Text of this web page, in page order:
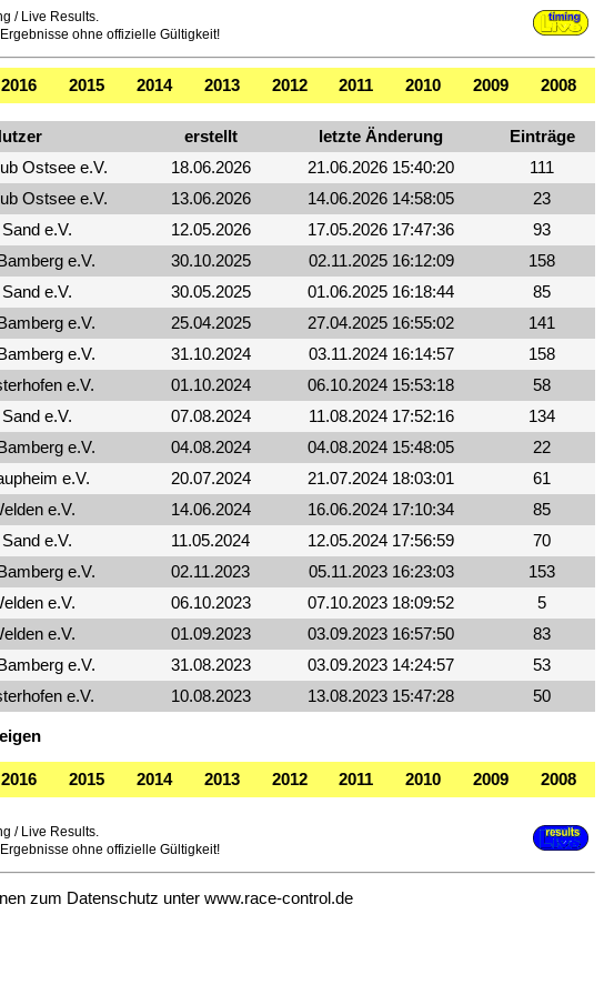
/ Live Results.
ohne offizielle Gültigkeit!
2016 2015 2014 2013 2012 2011 2010 2009 2008
erstellt letzte Änderung
Einträge
Ostsee e.V. 18.06.2026 21.06.2026 15:40:20
111
Ostsee e.V. 13.06.2026 14.06.2026 14:58:05
23
e.V. 12.05.2026 17.05.2026 17:47:36
93
e.V. 30.10.2025 02.11.2025 16:12:09
158
e.V. 30.05.2025 01.06.2025 16:18:44
85
e.V. 25.04.2025 27.04.2025 16:55:02
141
e.V. 31.10.2024 03.11.2024 16:14:57
158
e.V. 01.10.2024 06.10.2024 15:53:18
58
e.V. 07.08.2024 11.08.2024 17:52:16
134
e.V. 04.08.2024 04.08.2024 15:48:05
22
e.V. 20.07.2024 21.07.2024 18:03:01
61
e.V. 14.06.2024 16.06.2024 17:10:34
85
e.V. 11.05.2024 12.05.2024 17:56:59
70
e.V. 02.11.2023 05.11.2023 16:23:03
153
e.V. 06.10.2023 07.10.2023 18:09:52
5
e.V. 01.09.2023 03.09.2023 16:57:50
83
e.V. 31.08.2023 03.09.2023 14:24:57
53
e.V. 10.08.2023 13.08.2023 15:47:28 50
2016 2015 2014 2013 2012 2011 2010 2009 2008
/ Live Results.
ohne offizielle Gültigkeit!
zum Datenschutz unter www.race-control.de